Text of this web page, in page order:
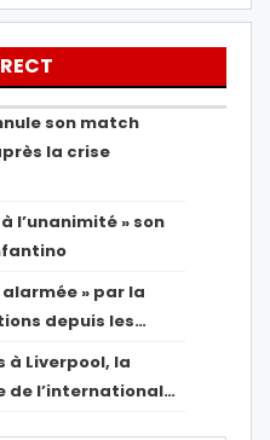
son match
la crise
l’unanimité » son
alarmée » par la
depuis les…
à Liverpool, la
de l’international…